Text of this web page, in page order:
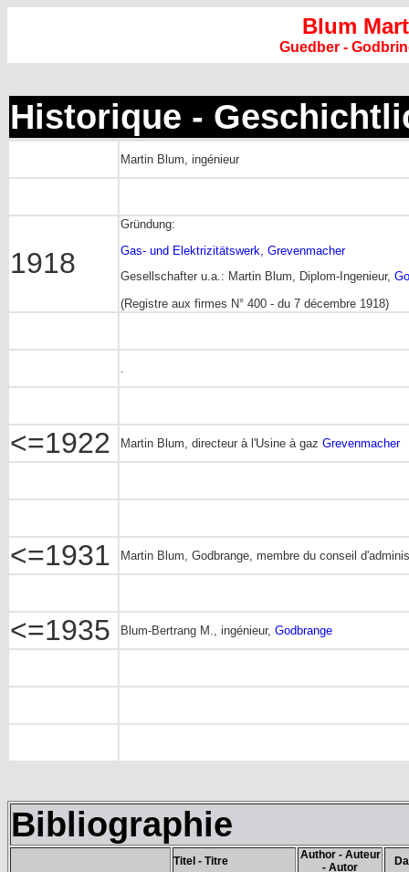
Blum
Guedber -
Historique -
Martin Blum, ingénieur
1918
Gründung:
Gas- und Elektrizitätswerk, Grevenmacher
Gesellschafter u.a.: Martin Blum, Diplom-Ingenieur,
(Registre aux firmes N° 400 - du 7 décembre 1918)
.
<=1922 Martin Blum, directeur à l'Usine à gaz Grevenmacher
<=1931 Martin Blum, Godbrange, membre du conseil
<=1935 Blum-Bertrang M., ingénieur, Godbrange
Bibliographie
Titel - Titre
Author - Auteur
- Autor